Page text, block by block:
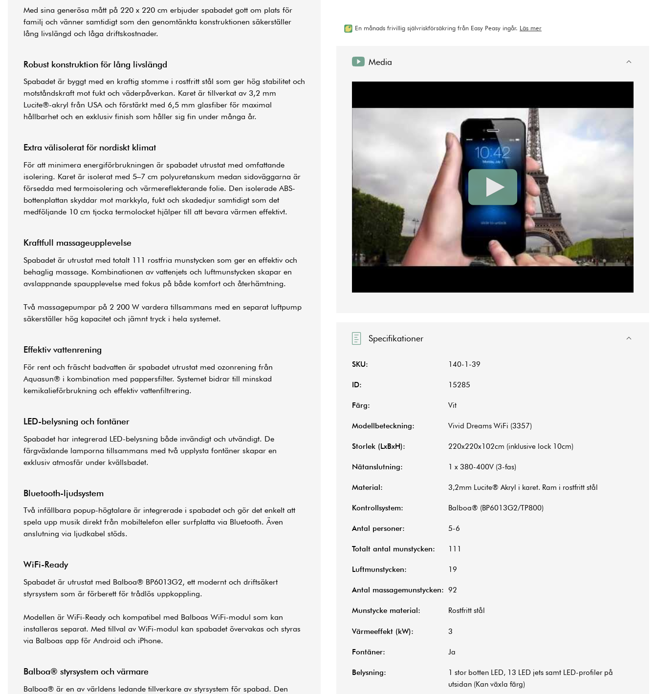
En månads frivillig självriskförsäkring från Easy Peasy ingår. Läs mer
Med sina generösa mått på 220 x 220 cm erbjuder spabadet gott om plats för
familj och vänner samtidigt som den genomtänkta konstruktionen säkerställer
lång livslängd och låga driftskostnader.
Robust konstruktion för lång livslängd
Spabadet är byggt med en kraftig stomme i rostfritt stål som ger hög stabilitet och
motståndskraft mot fukt och väderpåverkan. Karet är tillverkat av 3,2 mm
Lucite®-akryl från USA och förstärkt med 6,5 mm glasfiber för maximal
hållbarhet och en exklusiv finish som håller sig fin under många år.
Extra välisolerat för nordiskt klimat
För att minimera energiförbrukningen är spabadet utrustat med omfattande
isolering. Karet är isolerat med 5–7 cm polyuretanskum medan sidoväggarna är
försedda med termoisolering och värmereflekterande folie. Den isolerade ABS-
bottenplattan skyddar mot markkyla, fukt och skadedjur samtidigt som det
medföljande 10 cm tjocka termolocket hjälper till att bevara värmen effektivt.
Kraftfull massageupplevelse
Spabadet är utrustat med totalt 111 rostfria munstycken som ger en effektiv och
behaglig massage. Kombinationen av vattenjets och luftmunstycken skapar en
avslappnande spaupplevelse med fokus på både komfort och återhämtning.
Två massagepumpar på 2 200 W vardera tillsammans med en separat luftpump
säkerställer hög kapacitet och jämnt tryck i hela systemet.
Effektiv vattenrening
För rent och fräscht badvatten är spabadet utrustat med ozonrening från
Aquasun® i kombination med pappersfilter. Systemet bidrar till minskad
kemikalieförbrukning och effektiv vattenfiltrering.
LED-belysning och fontäner
Spabadet har integrerad LED-belysning både invändigt och utvändigt. De
färgväxlande lamporna tillsammans med två upplysta fontäner skapar en
exklusiv atmosfär under kvällsbadet.
Bluetooth-ljudsystem
Två infällbara popup-högtalare är integrerade i spabadet och gör det enkelt att
spela upp musik direkt från mobiltelefon eller surfplatta via Bluetooth. Även
anslutning via ljudkabel stöds.
WiFi-Ready
Spabadet är utrustat med Balboa® BP6013G2, ett modernt och driftsäkert
styrsystem som är förberett för trådlös uppkoppling.
Modellen är WiFi-Ready och kompatibel med Balboas WiFi-modul som kan
installeras separat. Med tillval av WiFi-modul kan spabadet övervakas och styras
via Balboas app för Android och iPhone.
Balboa® styrsystem och värmare
Balboa® är en av världens ledande tillverkare av styrsystem för spabad. Den
Media
Specifikationer
SKU: 140-1-39
ID: 15285
Färg: Vit
Modellbeteckning: Vivid Dreams WiFi (3357)
Storlek (LxBxH): 220x220x102cm (inklusive lock 10cm)
Nätanslutning: 1 x 380-400V (3-fas)
Material: 3,2mm Lucite® Akryl i karet. Ram i rostfritt stål
Kontrollsystem: Balboa® (BP6013G2/TP800)
Antal personer: 5-6
Totalt antal munstycken: 111
Luftmunstycken: 19
Antal massagemunstycken: 92
Munstycke material: Rostfritt stål
Värmeeffekt (kW): 3
Fontäner: Ja
Belysning:
1 stor botten LED, 13 LED jets samt LED-profiler på
utsidan (Kan växla färg)